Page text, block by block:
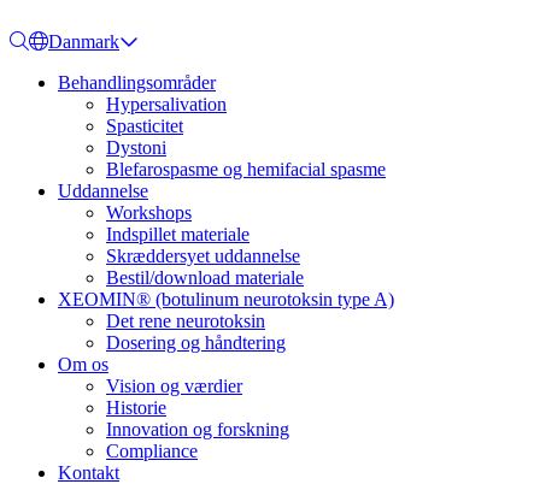
Danmark
Behandlingsområder
Hypersalivation
Spasticitet
Dystoni
Blefarospasme og hemifacial spasme
Uddannelse
Workshops
Indspillet materiale
Skræddersyet uddannelse
Bestil/download materiale
XEOMIN® (botulinum neurotoksin type A)
Det rene neurotoksin
Dosering og håndtering
Om os
Vision og værdier
Historie
Innovation og forskning
Compliance
Kontakt